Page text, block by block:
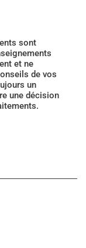
sont
et ne
de vos
un
une décision